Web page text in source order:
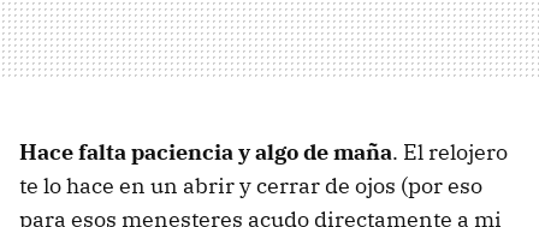
Hace falta paciencia y algo de maña. El relojero
te lo hace en un abrir y cerrar de ojos (por eso
para esos menesteres acudo directamente a mi